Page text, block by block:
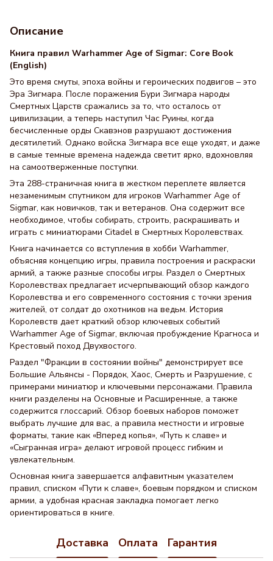
Описание
Книга правил Warhammer Age of Sigmar: Core Book
(English)
Это время смуты, эпоха войны и героических подвигов – это
Эра Зигмара. После поражения Бури Зигмара народы
Смертных Царств сражались за то, что осталось от
цивилизации, а теперь наступил Час Руины, когда
бесчисленные орды Скавэнов разрушают достижения
десятилетий. Однако войска Зигмара все еще уходят, и даже
в самые темные времена надежда светит ярко, вдохновляя
на самоотверженные поступки.
Эта 288-страничная книга в жестком переплете является
незаменимым спутником для игроков Warhammer Age of
Sigmar, как новичков, так и ветеранов. Она содержит все
необходимое, чтобы собирать, строить, раскрашивать и
играть с миниатюрами Citadel в Смертных Королевствах.
Книга начинается со вступления в хобби Warhammer,
объясняя концепцию игры, правила построения и раскраски
армий, а также разные способы игры. Раздел о Смертных
Королевствах предлагает исчерпывающий обзор каждого
Королевства и его современного состояния с точки зрения
жителей, от солдат до охотников на ведьм. История
Королевств дает краткий обзор ключевых событий
Warhammer Age of Sigmar, включая пробуждение Крагноса и
Крестовый поход Двухвостого.
Раздел "Фракции в состоянии войны" демонстрирует все
Большие Альянсы - Порядок, Хаос, Смерть и Разрушение, с
примерами миниатюр и ключевыми персонажами. Правила
книги разделены на Основные и Расширенные, а также
содержится глоссарий. Обзор боевых наборов поможет
выбрать лучшие для вас, а правила местности и игровые
форматы, такие как «Вперед копья», «Путь к славе» и
«Сыгранная игра» делают игровой процесс гибким и
увлекательным.
Основная книга завершается алфавитным указателем
правил, списком «Пути к славе», боевым порядком и списком
армии, а удобная красная закладка помогает легко
ориентироваться в книге.
Доставка Оплата Гарантия